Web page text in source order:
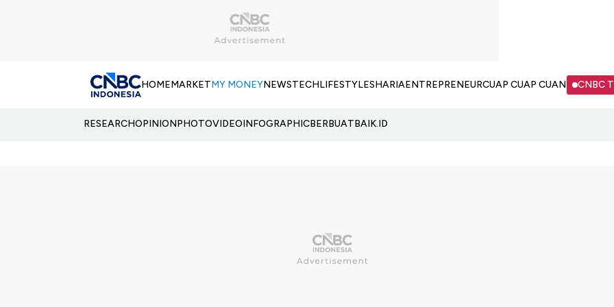
HOMEMARKETMY MONEYNEWSTECHLIFESTYLESHARIAENTREPRENEURCUAP CUAP CUAN CNBC
RESEARCHOPINIONPHOTOVIDEOINFOGRAPHICBERBUATBAIK.ID